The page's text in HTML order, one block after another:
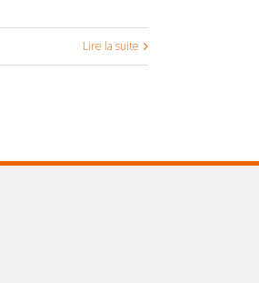
Lire la suite